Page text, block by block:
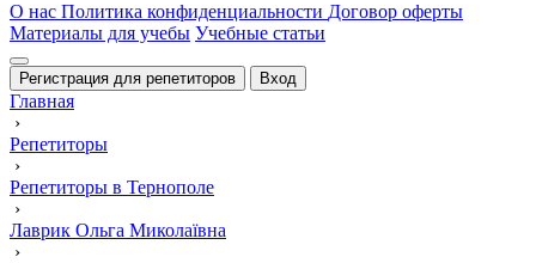
О нас Политика конфиденциальности Договор оферты
Материалы для учебы Учебные статьи
Регистрация для репетиторов Вход
Главная
›
Репетиторы
›
Репетиторы в Тернополе
›
Лаврик Ольга Миколаївна
›